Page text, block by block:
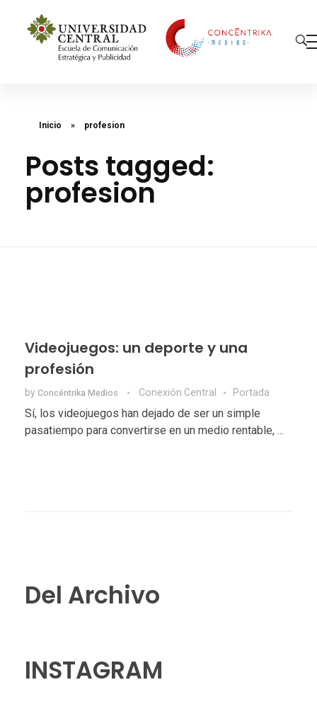
Inicio » profesion
Posts tagged:
profesion
Videojuegos: un deporte y una
profesión
by Concéntrika Medios Conexión Central Portada
Sí, los videojuegos han dejado de ser un simple
pasatiempo para convertirse en un medio rentable, ...
Del Archivo
INSTAGRAM